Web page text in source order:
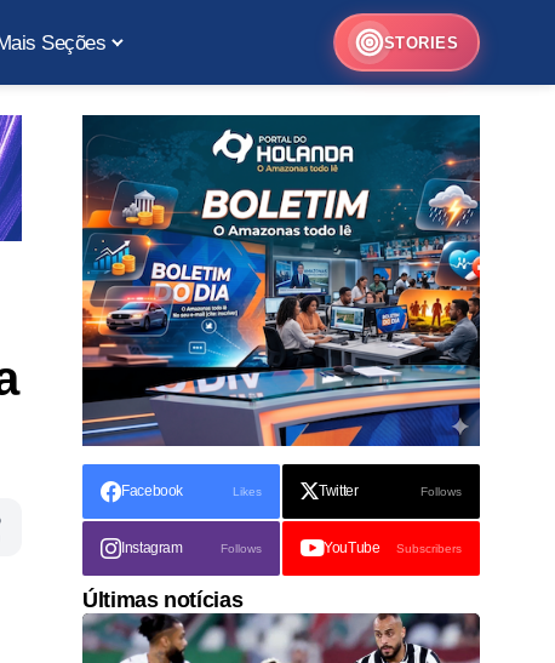
Seções STORIES
Facebook Likes Twitter Follows
Instagram Follows YouTube Subscribers
Últimas notícias